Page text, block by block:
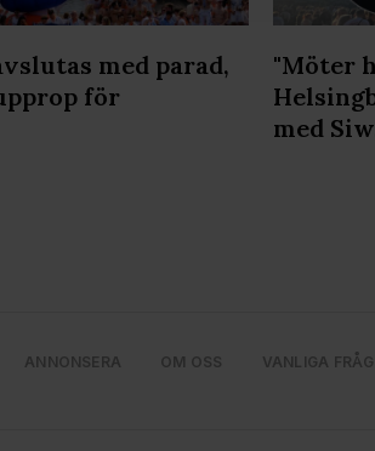
våra cookies vid fortsatt användande
med parad,
för
"Möter
med
ANNONSERA OM OSS VANLIGA